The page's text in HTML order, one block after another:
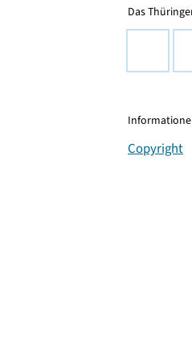
Das
Copyright